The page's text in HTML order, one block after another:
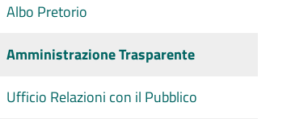
Albo Pretorio
Amministrazione Trasparente
Ufficio Relazioni con il Pubblico